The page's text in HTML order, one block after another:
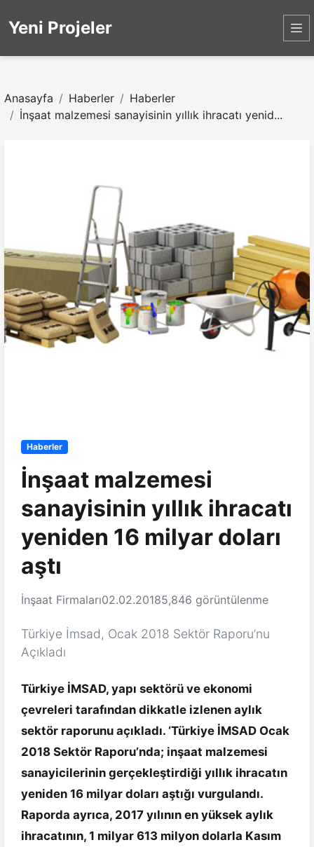
Yeni Projeler
Anasayfa Haberler
Haberler
İnşaat malzemesi sanayisinin yıllık ihracatı yenid...
Haberler
İnşaat malzemesi
sanayisinin yıllık ihracatı
yeniden 16 milyar doları
aştı
İnşaat Firmaları02.02.20185,846 görüntülenme
Türkiye İmsad, Ocak 2018 Sektör Raporu’nu
Açıkladı
Türkiye İMSAD, yapı sektörü ve ekonomi
çevreleri tarafından dikkatle izlenen aylık
sektör raporunu açıkladı. ‘Türkiye İMSAD Ocak
2018 Sektör Raporu’nda; inşaat malzemesi
sanayicilerinin gerçekleştirdiği yıllık ihracatın
yeniden 16 milyar doları aştığı vurgulandı.
Raporda ayrıca, 2017 yılının en yüksek aylık
ihracatının, 1 milyar 613 milyon dolarla Kasım